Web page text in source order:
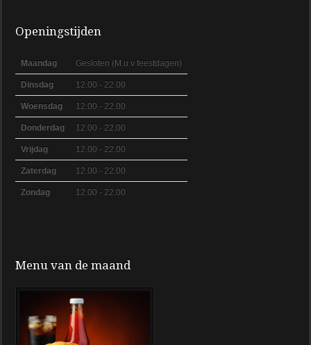
Openingstijden
Maandag Gesloten (M.u.v feestdagen)
Dinsdag 12.00 - 22.00
Woensdag 12.00 - 22.00
Donderdag 12.00 - 22.00
Vrijdag 12.00 - 22.00
Zaterdag 12.00 - 22.00
Zondag 12.00 - 22.00
Menu van de maand